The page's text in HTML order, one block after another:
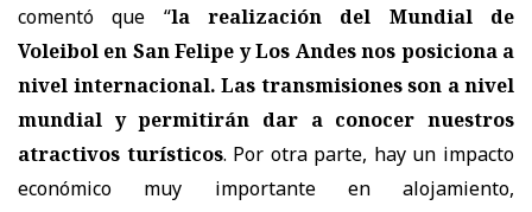
comentó que “la realización del Mundial de
Voleibol en San Felipe y Los Andes nos posiciona a
nivel internacional. Las transmisiones son a nivel
mundial y permitirán dar a conocer nuestros
atractivos turísticos. Por otra parte, hay un impacto
económico muy importante en alojamiento,